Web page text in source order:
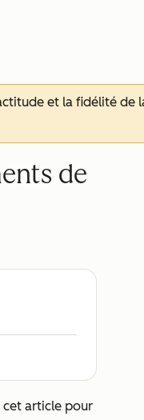
et la fidélité de
de
cet article pour